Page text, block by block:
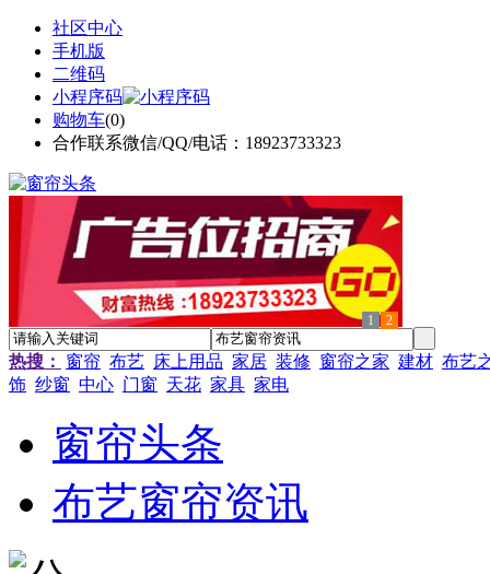
社区中心
手机版
二维码
小程序码
购物车(0)
合作联系微信/QQ/电话：18923733323
1 2
热搜： 窗帘 布艺 床上用品 家居 装修 窗帘之家 建材 布艺
饰 纱窗 中心 门窗 天花 家具 家电
窗帘头条
布艺窗帘资讯